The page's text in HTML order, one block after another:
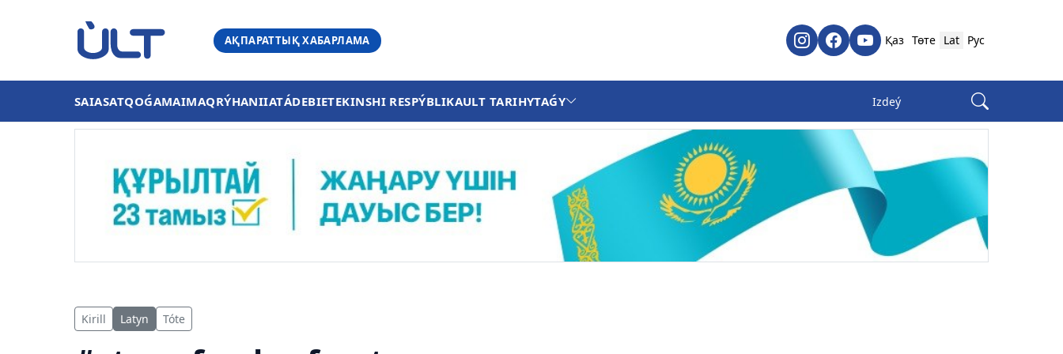
АҚПАРАТТЫҚ ХАБАРЛАМА Қаз Төте Lat Рус
SAIASATQOǴAMAIMAQRÝHANIIATÁDEBIETEKINSHI RESPÝBLIKAULT TARIHYTAǴY
Kirill Latyn Tóte